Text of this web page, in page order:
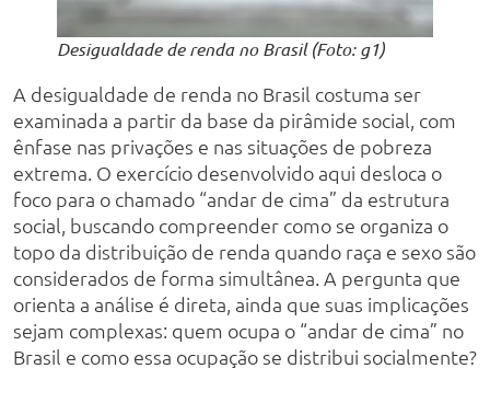
Desigualdade de renda no Brasil (Foto: g1)
A desigualdade de renda no Brasil costuma ser
examinada a partir da base da pirâmide social, com
ênfase nas privações e nas situações de pobreza
extrema. O exercício desenvolvido aqui desloca o
foco para o chamado “andar de cima” da estrutura
social, buscando compreender como se organiza o
topo da distribuição de renda quando raça e sexo são
considerados de forma simultânea. A pergunta que
orienta a análise é direta, ainda que suas implicações
sejam complexas: quem ocupa o “andar de cima” no
Brasil e como essa ocupação se distribui socialmente?